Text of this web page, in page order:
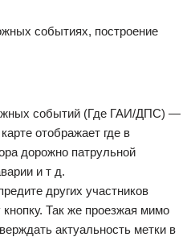
событиях, построение
событий (Где ГАИ/ДПС) —
отображает где в
дорожно патрульной
и т д.
других участников
Так же проезжая мимо
актуальность метки в